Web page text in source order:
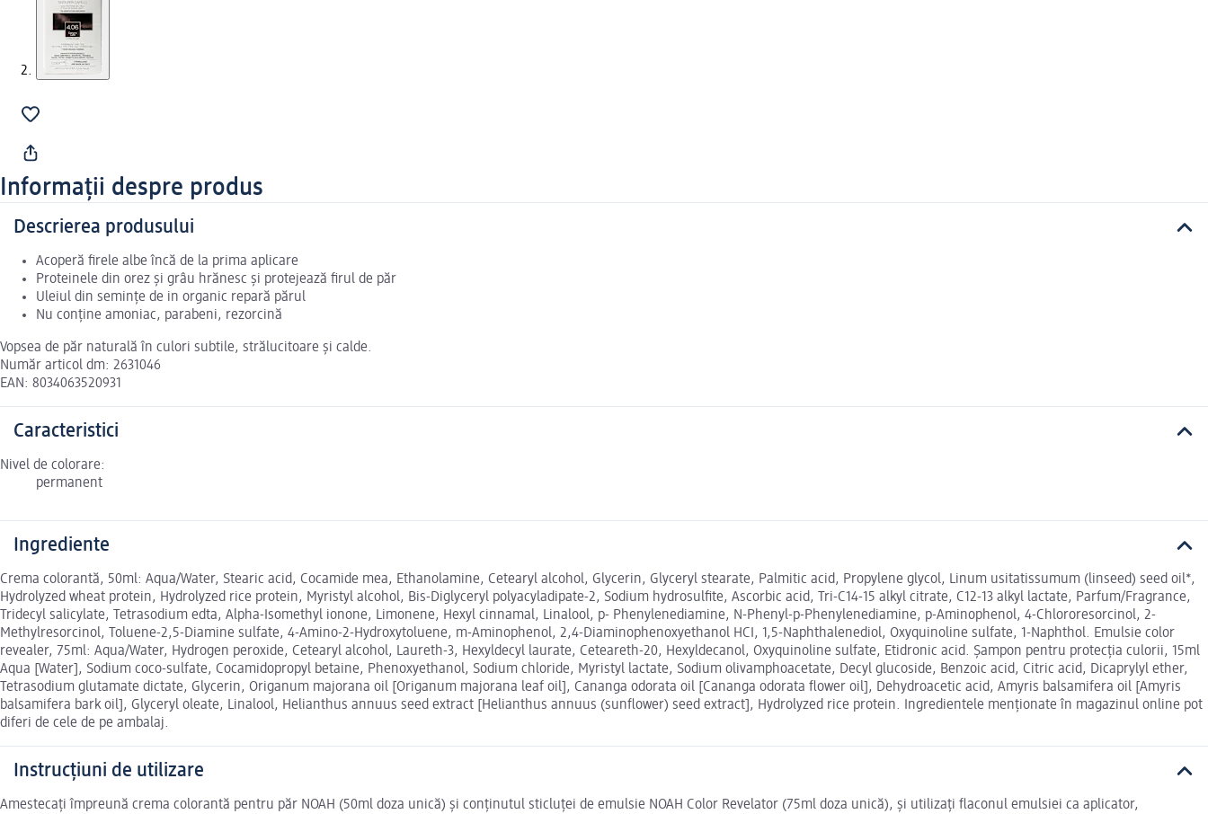
Informații despre produs
Descrierea produsului
Acoperă firele albe încă de la prima aplicare
Proteinele din orez și grâu hrănesc și protejează firul de păr
Uleiul din semințe de in organic repară părul
Nu conține amoniac, parabeni, rezorcină
Vopsea de păr naturală în culori subtile, strălucitoare și calde.
Număr articol dm: 2631046
EAN: 8034063520931
Caracteristici
Nivel de colorare:
permanent
Ingrediente
Crema colorantă, 50ml: Aqua/Water, Stearic acid, Cocamide mea, Ethanolamine, Cetearyl alcohol, Glycerin, Glyceryl stearate, Palmitic acid, Propylene glycol, Linum usitatissumum (linseed) seed oil*,
Hydrolyzed wheat protein, Hydrolyzed rice protein, Myristyl alcohol, Bis-Diglyceryl polyacyladipate-2, Sodium hydrosulfite, Ascorbic acid, Tri-C14-15 alkyl citrate, C12-13 alkyl lactate, Parfum/Fragrance,
Tridecyl salicylate, Tetrasodium edta, Alpha-Isomethyl ionone, Limonene, Hexyl cinnamal, Linalool, p- Phenylenediamine, N-Phenyl-p-Phenylenediamine, p-Aminophenol, 4-Chlororesorcinol, 2-
Methylresorcinol, Toluene-2,5-Diamine sulfate, 4-Amino-2-Hydroxytoluene, m-Aminophenol, 2,4-Diaminophenoxyethanol HCI, 1,5-Naphthalenediol, Oxyquinoline sulfate, 1-Naphthol. Emulsie color
revealer, 75ml: Aqua/Water, Hydrogen peroxide, Cetearyl alcohol, Laureth-3, Hexyldecyl laurate, Ceteareth-20, Hexyldecanol, Oxyquinoline sulfate, Etidronic acid. Șampon pentru protecția culorii, 15ml
Aqua [Water], Sodium coco-sulfate, Cocamidopropyl betaine, Phenoxyethanol, Sodium chloride, Myristyl lactate, Sodium olivamphoacetate, Decyl glucoside, Benzoic acid, Citric acid, Dicaprylyl ether,
Tetrasodium glutamate dictate, Glycerin, Origanum majorana oil [Origanum majorana leaf oil], Cananga odorata oil [Cananga odorata flower oil], Dehydroacetic acid, Amyris balsamifera oil [Amyris
balsamifera bark oil], Glyceryl oleate, Linalool, Helianthus annuus seed extract [Helianthus annuus (sunflower) seed extract], Hydrolyzed rice protein. Ingredientele menționate în magazinul online pot
diferi de cele de pe ambalaj.
Instrucțiuni de utilizare
Amestecați împreună crema colorantă pentru păr NOAH (50ml doza unică) și conținutul sticluței de emulsie NOAH Color Revelator (75ml doza unică), și utilizați flaconul emulsiei ca aplicator,